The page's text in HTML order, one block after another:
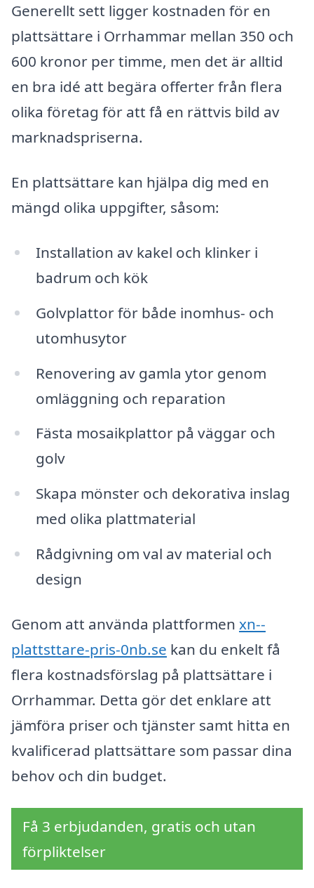
Generellt sett ligger kostnaden för en
plattsättare i Orrhammar mellan 350 och
600 kronor per timme, men det är alltid
en bra idé att begära offerter från flera
olika företag för att få en rättvis bild av
marknadspriserna.
En plattsättare kan hjälpa dig med en
mängd olika uppgifter, såsom:
Installation av kakel och klinker i
badrum och kök
Golvplattor för både inomhus- och
utomhusytor
Renovering av gamla ytor genom
omläggning och reparation
Fästa mosaikplattor på väggar och
golv
Skapa mönster och dekorativa inslag
med olika plattmaterial
Rådgivning om val av material och
design
Genom att använda plattformen xn--
plattsttare-pris-0nb.se kan du enkelt få
flera kostnadsförslag på plattsättare i
Orrhammar. Detta gör det enklare att
jämföra priser och tjänster samt hitta en
kvalificerad plattsättare som passar dina
behov och din budget.
Få 3 erbjudanden, gratis och utan
förpliktelser